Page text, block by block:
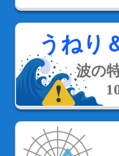
うねり
波の